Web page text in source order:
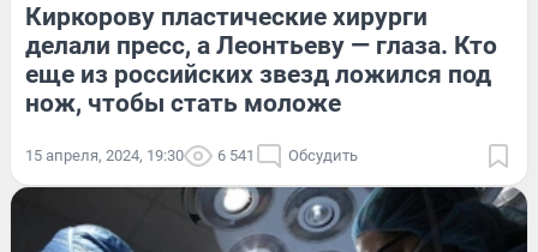
Киркорову пластические хирурги
делали пресс, а Леонтьеву — глаза. Кто
еще из российских звезд ложился под
нож, чтобы стать моложе
15 апреля, 2024, 19:30 6 541 Обсудить